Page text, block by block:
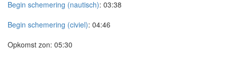
Begin schemering (nautisch): 03:38
Begin schemering (civiel): 04:46
Opkomst zon: 05:30